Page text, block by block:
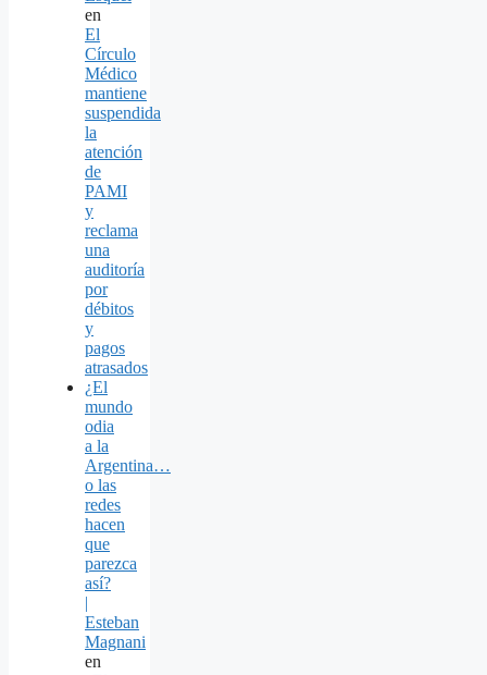
en
El
Círculo
Médico
mantiene
suspendida
la
atención
de
PAMI
y
reclama
una
auditoría
por
débitos
y
pagos
atrasados
¿El
mundo
odia
a la
Argentina…
o las
redes
hacen
que
parezca
así?
|
Esteban
Magnani
en